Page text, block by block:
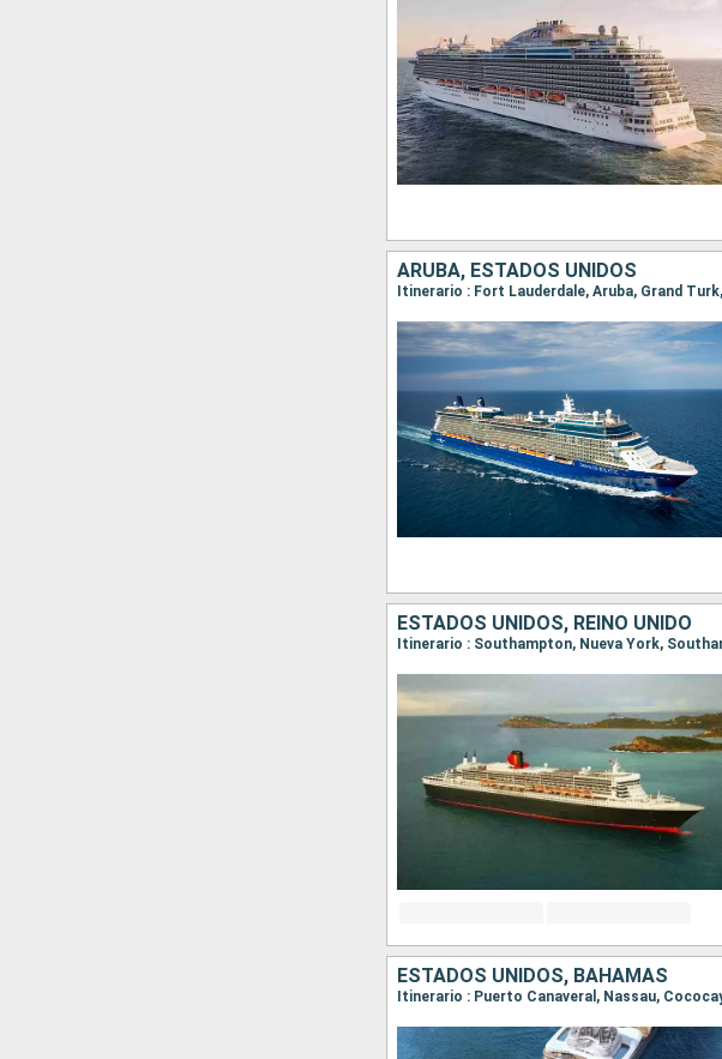
ARUBA, ESTADOS UNIDOS
Itinerario : Fort Lauderdale, Aruba, Grand
ESTADOS UNIDOS, REINO UNIDO
Itinerario : Southampton, Nueva York,
ESTADOS UNIDOS, BAHAMAS
Itinerario : Puerto Canaveral, Nassau,